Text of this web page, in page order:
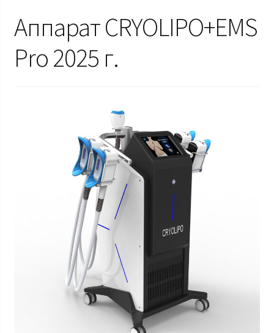
Аппарат CRYOLIPO+EMS
Pro 2025 г.